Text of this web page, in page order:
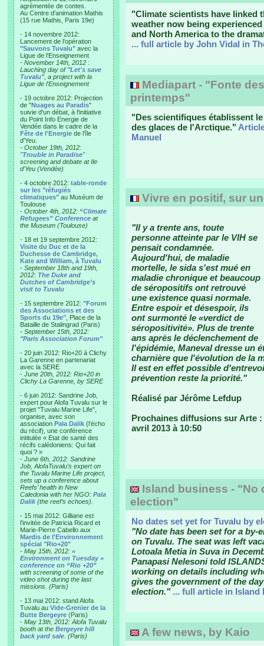
agrémentée de contes.
Au Centre d’animation Mathis
(15 rue Mathis, Paris 19e)
- 14 novembre 2012:
Lancement de l'opération
"Sauvons Tuvalu" avec la
Ligue de l'Enseignement
- November 14th, 2012 :
Lauching day of "Let's save
Tuvalu", a project with la
Ligue de l'Enseignement
- 19 octobre 2012: Projection
de "Nuages au Paradis"
suivie d'un débat, à l'initiative
du Point Info Energie de
Vendée dans le cadre de la
Fête de l'Energie de l'île
d'Yeu.
- October 19th, 2012:
"Trouble in Paradise"
screening and debate at Ile
d'Yeu (Vendée)
- 4 octobre 2012: table-ronde
sur les "réfugiés
climatiques" au Muséum de
Toulouse
- October 4th, 2012: “Climate
Refugees” Conference at
the Museum (Toulouse)
- 18 et 19 septembre 2012:
Visite du Duc et de la
Duchesse de Cambridge,
Kate and William, à Tuvalu
- September 18th and 19th,
2012: The Duke and
Dutches of Cambridge's
visit to Tuvalu
- 15 septembre 2012: "Forum
des Associations et des
Sports du 19e" , Place de la
Bataille de Stalingrad (Paris)
- September 15th, 2012:
"Paris Association Forum"
- 20 juin 2012: Rio+20 à Clichy
La Garenne en partenariat
avec la SERE
- June 20th, 2012: Rio+20 in
Clichy La Garenne, by SERE
- 6 juin 2012: Sandrine Job,
expert pour Alofa Tuvalu sur le
projet "Tuvalu Marine Life",
organise, avec son
association Pala Dalik (l’écho
du récif), une conférence
intitulée « Etat de santé des
récifs calédoniens: Qui fait
quoi ? »
- June 6th, 2012: Sandrine
Job, AlofaTuvalu’s expert on
the Tuvalu Marine Life project,
sets up a conference about
Reefs’ health in New
Caledonia with her NGO: Pala
Dalik (the reef’s echoes).
- 15 mai 2012: Gilliane est
l'invitée de Patricia Ricard et
Marie-Pierre Cabello aux
Mardis de l'Environnement
spécial "Rio+20"
- May 15th, 2012: «
Environment on Tuesday »
conference on “Rio +20”
with screening of some of the
video shot during the last
missions. (Paris)
- 13 mai 2012: stand Alofa
Tuvalu au Vide-Grenier de la
Butte Bergeyre (Paris)
- May 13th, 2012: Alofa Tuvalu
booth at the Bergeyre hill
back yard sale . (Paris)
"Climate scientists have linked
weather now being
and North America to the
... full article by John Vidal in
Mediapart - "Fonte
printemps"
"Des scientifiques établissent
des glaces de l'Arctique."
Manuel
Vivre en positif, sur
"Il y a trente ans, toute
personne atteinte par le VIH se
pensait condamnée.
Aujourd'hui, de maladie
mortelle, le sida s'est mué en
maladie chronique et beaucoup
de séropositifs ont retrouvé
une existence quasi normale.
Entre espoir et désespoir, ils
ont surmonté le «verdict de
séropositivité». Plus de trente
ans après le déclenchement de
l'épidémie, Maneval dresse un
charnière que l'évolution de la
Il est en effet possible
prévention reste la priorité."
Réalisé par Jérôme Lefdup
Prochaines diffusions sur Arte :
avril 2013 à 10:50
Island business - "No
election"
No dates set yet for Tuvalu by
"No date has been set for a by-
on Tuvalu. The seat was left
Lotoala Metia in Suva in
Panapasi Nelesoni told
working on details including
gives the government of the
election." ... full article in Island
A few news, by Kaio